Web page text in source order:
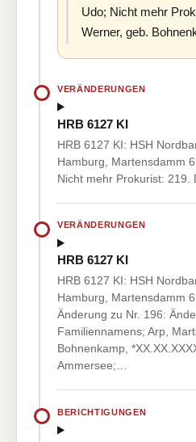
Udo; Nicht mehr
Werner, geb.
VERÄNDERUNGEN
HRB 6127 KI
HRB 6127 KI: HSH
Hamburg, Martensdamm
Nicht mehr Prokurist: 219.
VERÄNDERUNGEN
HRB 6127 KI
HRB 6127 KI: HSH
Hamburg, Martensdamm
Änderung zu Nr. 196:
Familiennamens; Arp,
Bohnenkamp,
Ammersee;…
BERICHTIGUNGEN